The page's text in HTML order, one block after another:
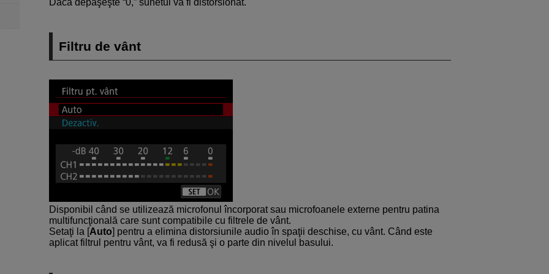
Dacă depăşeşte “0,” sunetul va fi distorsionat.
Filtru de vânt
Disponibil când se utilizează microfonul încorporat sau microfoanele externe pentru patina
multifuncţională care sunt compatibile cu filtrele de vânt.
Setaţi la [Auto] pentru a elimina distorsiunile audio în spaţii deschise, cu vânt. Când este
aplicat filtrul pentru vânt, va fi redusă şi o parte din nivelul basului.